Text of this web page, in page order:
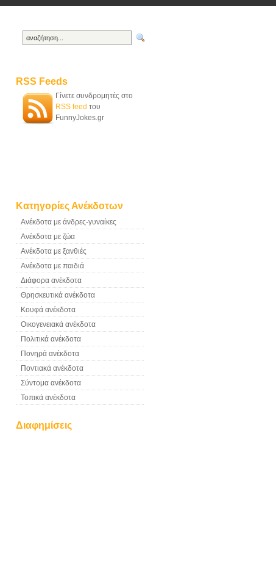
RSS Feeds
Γίνετε συνδρομητές στο
RSS feed του
FunnyJokes.gr
Κατηγορίες Ανέκδοτων
Ανέκδοτα με άνδρες-γυναίκες
Ανέκδοτα με ζώα
Ανέκδοτα με ξανθιές
Ανέκδοτα με παιδιά
Διάφορα ανέκδοτα
Θρησκευτικά ανέκδοτα
Κουφά ανέκδοτα
Οικογενειακά ανέκδοτα
Πολιτικά ανέκδοτα
Πονηρά ανέκδοτα
Ποντιακά ανέκδοτα
Σύντομα ανέκδοτα
Τοπικά ανέκδοτα
Διαφημίσεις